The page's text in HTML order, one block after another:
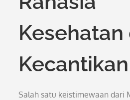
Kesehatan
Salah satu keistimewaan dari